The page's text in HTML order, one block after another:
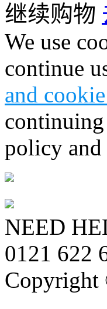
继续购物
We use
continue
and
policy and
NEED
0121 622
Copyright